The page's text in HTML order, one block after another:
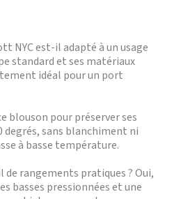
NYC est-il adapté à un usage
standard et ses matériaux
idéal pour un port
blouson pour préserver ses
degrés, sans blanchiment ni
à basse température.
rangements pratiques ? Oui,
basses pressionnées et une